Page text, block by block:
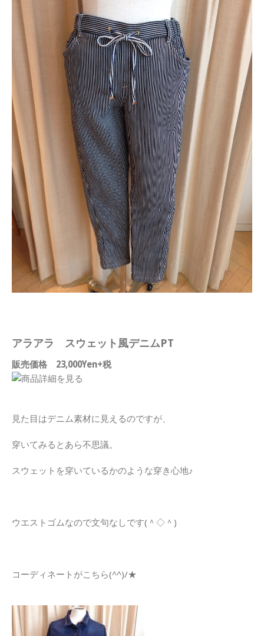
アラアラ スウェット風デニムPT
販売価格 23,000Yen+税
見た目はデニム素材に見えるのですが、
穿いてみるとあら不思議。
スウェットを穿いているかのような穿き心地♪
ウエストゴムなので文句なしです(＾◇＾)
コーディネートがこちら(^^)/★